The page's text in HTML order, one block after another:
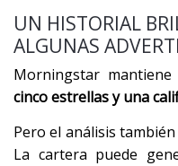
UN HISTORIAL
ALGUNAS
Morningstar
cinco estrellas y una
Pero el análisis
La cartera puede